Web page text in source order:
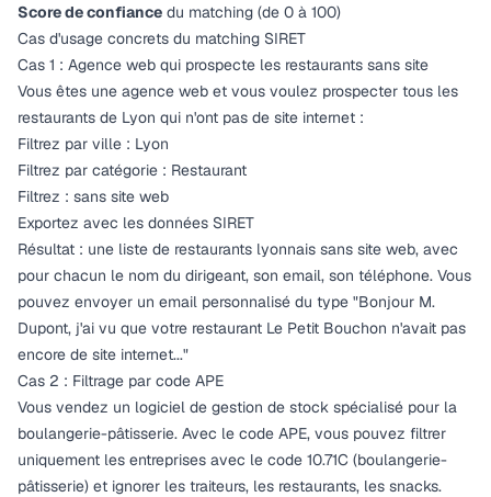
Score de confiance du matching (de 0 à 100)
Cas d'usage concrets du matching SIRET
Cas 1 : Agence web qui prospecte les restaurants sans site
Vous êtes une agence web et vous voulez prospecter tous les
restaurants de Lyon qui n'ont pas de site internet :
Filtrez par ville : Lyon
Filtrez par catégorie : Restaurant
Filtrez : sans site web
Exportez avec les données SIRET
Résultat : une liste de restaurants lyonnais sans site web, avec
pour chacun le nom du dirigeant, son email, son téléphone. Vous
pouvez envoyer un email personnalisé du type "Bonjour M.
Dupont, j'ai vu que votre restaurant Le Petit Bouchon n'avait pas
encore de site internet..."
Cas 2 : Filtrage par code APE
Vous vendez un logiciel de gestion de stock spécialisé pour la
boulangerie-pâtisserie. Avec le code APE, vous pouvez filtrer
uniquement les entreprises avec le code 10.71C (boulangerie-
pâtisserie) et ignorer les traiteurs, les restaurants, les snacks.